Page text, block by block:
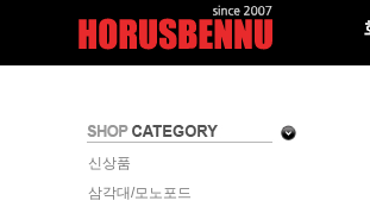
신상품
삼각대/모노포드